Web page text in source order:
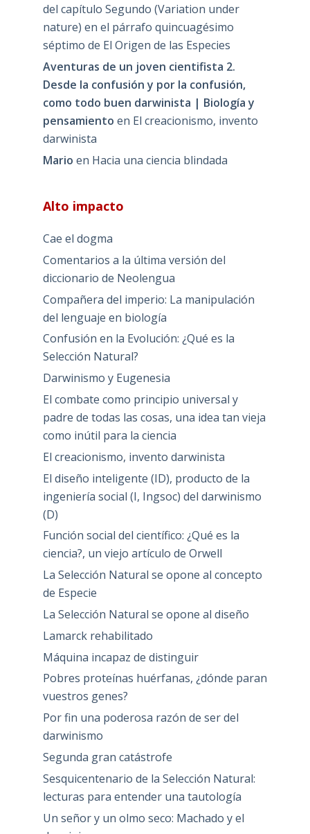
del capítulo Segundo (Variation under
nature) en el párrafo quincuagésimo
séptimo de El Origen de las Especies
Aventuras de un joven cientifista 2.
Desde la confusión y por la confusión,
como todo buen darwinista | Biología y
pensamiento en El creacionismo, invento
darwinista
Mario en Hacia una ciencia blindada
Alto impacto
Cae el dogma
Comentarios a la última versión del
diccionario de Neolengua
Compañera del imperio: La manipulación
del lenguaje en biología
Confusión en la Evolución: ¿Qué es la
Selección Natural?
Darwinismo y Eugenesia
El combate como principio universal y
padre de todas las cosas, una idea tan vieja
como inútil para la ciencia
El creacionismo, invento darwinista
El diseño inteligente (ID), producto de la
ingeniería social (I, Ingsoc) del darwinismo
(D)
Función social del científico: ¿Qué es la
ciencia?, un viejo artículo de Orwell
La Selección Natural se opone al concepto
de Especie
La Selección Natural se opone al diseño
Lamarck rehabilitado
Máquina incapaz de distinguir
Pobres proteínas huérfanas, ¿dónde paran
vuestros genes?
Por fin una poderosa razón de ser del
darwinismo
Segunda gran catástrofe
Sesquicentenario de la Selección Natural:
lecturas para entender una tautología
Un señor y un olmo seco: Machado y el